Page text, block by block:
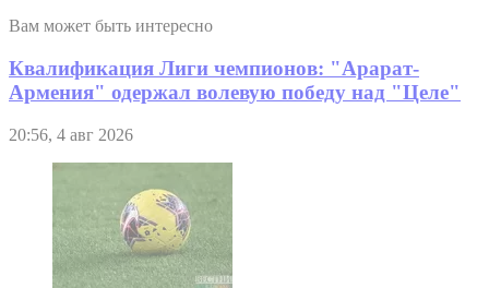
Вам может быть интересно
Квалификация Лиги чемпионов: "Арарат-
Армения" одержал волевую победу над "Целе"
20:56, 4 авг 2026